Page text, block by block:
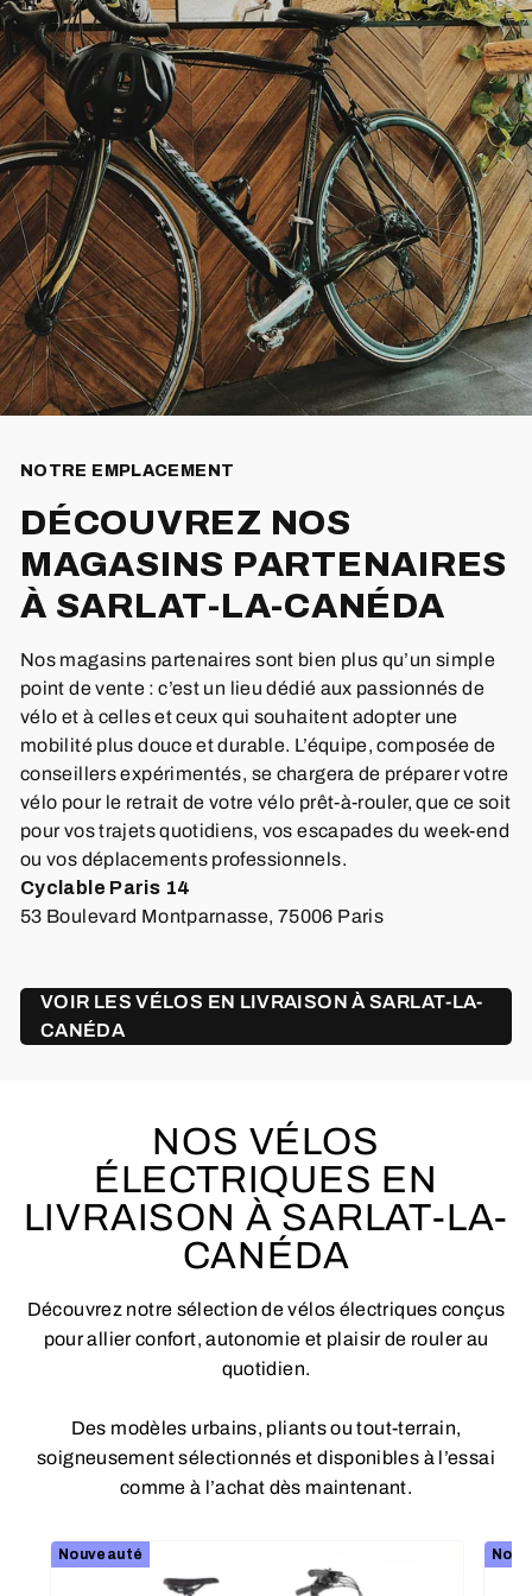
NOTRE EMPLACEMENT
DÉCOUVREZ NOS
MAGASINS PARTENAIRES
À SARLAT-LA-CANÉDA
Nos magasins partenaires sont bien plus qu’un simple
point de vente : c’est un lieu dédié aux passionnés de
vélo et à celles et ceux qui souhaitent adopter une
mobilité plus douce et durable. L’équipe, composée de
conseillers expérimentés, se chargera de préparer votre
vélo pour le retrait de votre vélo prêt-à-rouler, que ce soit
pour vos trajets quotidiens, vos escapades du week-end
ou vos déplacements professionnels.
Cyclable Paris 14
53 Boulevard Montparnasse, 75006 Paris
VOIR LES VÉLOS EN LIVRAISON À SARLAT-LA-
CANÉDA
NOS VÉLOS
ÉLECTRIQUES EN
LIVRAISON À SARLAT-LA-
CANÉDA
Découvrez notre sélection de vélos électriques conçus
pour allier confort, autonomie et plaisir de rouler au
quotidien.
Des modèles urbains, pliants ou tout-terrain,
soigneusement sélectionnés et disponibles à l’essai
comme à l’achat dès maintenant.
Nouveauté